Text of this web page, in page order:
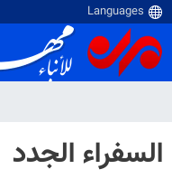
السفراء الجدد